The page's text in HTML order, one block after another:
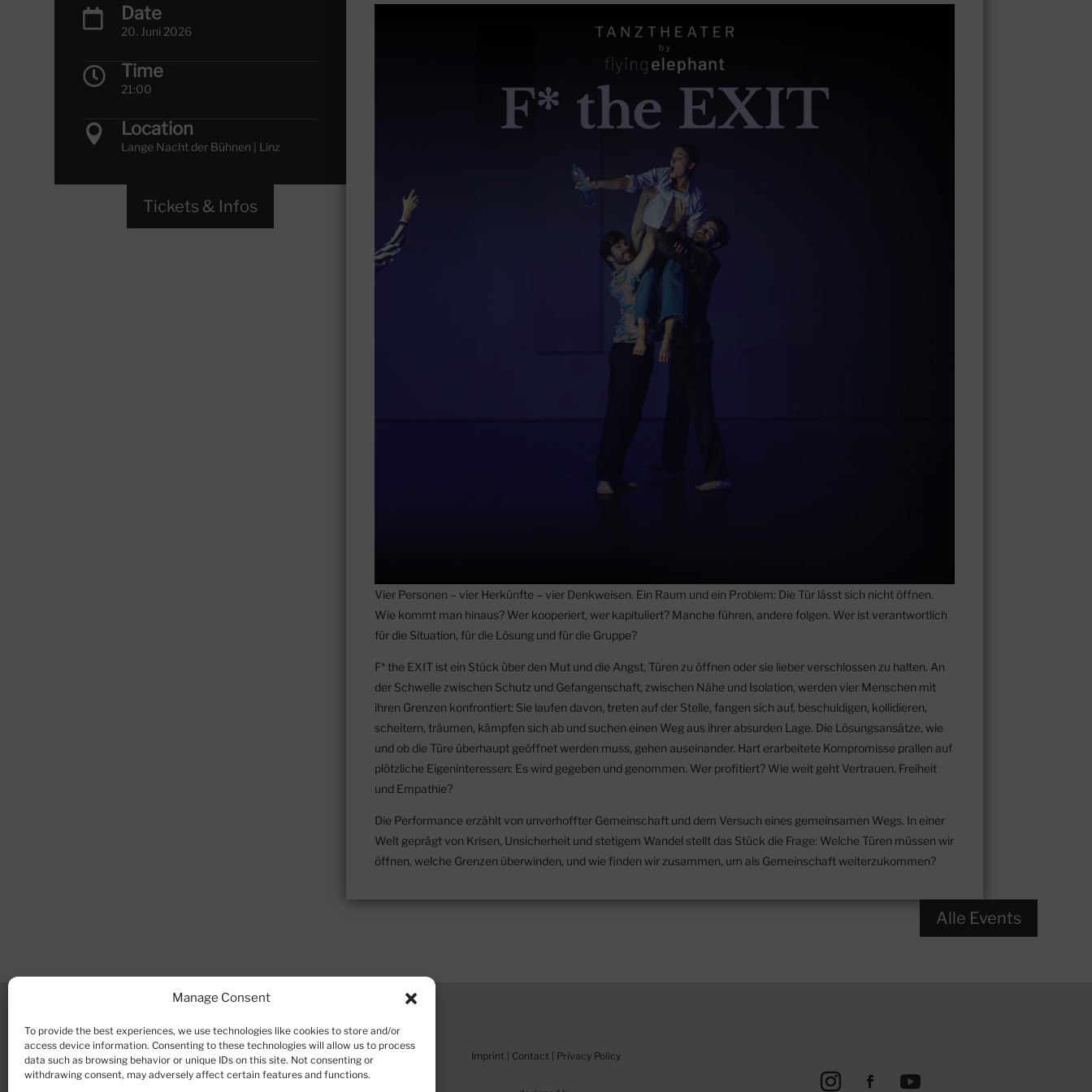
Manage Consent
To provide the best experiences, we use technologies like cookies to store and/or
access device information. Consenting to these technologies will allow us to process
data such as browsing behavior or unique IDs on this site. Not consenting or
withdrawing consent, may adversely affect certain features and functions.
 Date
20. Juni 2026
 Time
21:00
 Location
Lange Nacht der Bühnen | Linz
Tickets & Infos
Vier Personen – vier Herkünfte – vier Denkweisen. Ein Raum und ein Problem: Die Tür lässt sich nicht öffnen.
Wie kommt man hinaus? Wer kooperiert, wer kapituliert? Manche führen, andere folgen. Wer ist verantwortlich
für die Situation, für die Lösung und für die Gruppe?
F* the EXIT ist ein Stück über den Mut und die Angst, Türen zu öffnen oder sie lieber verschlossen zu halten. An
der Schwelle zwischen Schutz und Gefangenschaft, zwischen Nähe und Isolation, werden vier Menschen mit
ihren Grenzen konfrontiert: Sie laufen davon, treten auf der Stelle, fangen sich auf, beschuldigen, kollidieren,
scheitern, träumen, kämpfen sich ab und suchen einen Weg aus ihrer absurden Lage. Die Lösungsansätze, wie
und ob die Türe überhaupt geöffnet werden muss, gehen auseinander. Hart erarbeitete Kompromisse prallen auf
plötzliche Eigeninteressen: Es wird gegeben und genommen. Wer profitiert? Wie weit geht Vertrauen, Freiheit
und Empathie?
Die Performance erzählt von unverhoffter Gemeinschaft und dem Versuch eines gemeinsamen Wegs. In einer
Welt geprägt von Krisen, Unsicherheit und stetigem Wandel stellt das Stück die Frage: Welche Türen müssen wir
öffnen, welche Grenzen überwinden, und wie finden wir zusammen, um als Gemeinschaft weiterzukommen?
Alle Events
Imprint Contact Privacy Policy